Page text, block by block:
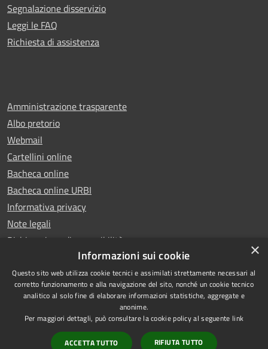
Segnalazione disservizio
Leggi le FAQ
Richiesta di assistenza
Amministrazione trasparente
Albo pretorio
Webmail
Cartellini online
Bacheca online
Bacheca online URBI
Informativa privacy
Note legali
Dichiarazione di accessibilità
RSS
Accessibilità
Copyright © 2025 Comune di
Ariano Irpino
Powered byMunicipium
×
Informazioni sui cookie
Questo sito web utilizza cookie tecnici e assimilati strettamente necessari al
corretto funzionamento e alla navigazione del sito, nonché un cookie tecnico
analitico al solo fine di elaborare informazioni statistiche, aggregate e
anonime.
Per maggiori dettagli, può consultare la cookie policy al seguente link
ACCETTA TUTTO RIFIUTA TUTTO